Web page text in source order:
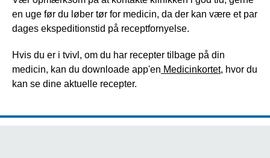
en uge før du løber tør for medicin, da der kan være et par
dages ekspeditionstid på receptfornyelse.
Hvis du er i tvivl, om du har recepter tilbage på din
medicin, kan du downloade app'en Medicinkortet, hvor du
kan se dine aktuelle recepter.